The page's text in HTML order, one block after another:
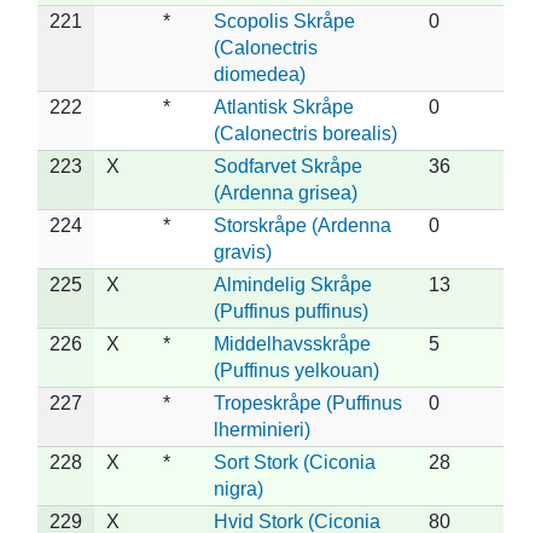
221 *
Scopolis Skråpe
(Calonectris
diomedea)
0
222 *
Atlantisk Skråpe
(Calonectris borealis)
0
223 X
Sodfarvet Skråpe
(Ardenna grisea)
36
224 *
Storskråpe (Ardenna
gravis)
0
225 X
Almindelig Skråpe
(Puffinus puffinus)
13
226 X *
Middelhavsskråpe
(Puffinus yelkouan)
5
227 *
Tropeskråpe (Puffinus
lherminieri)
0
228 X *
Sort Stork (Ciconia
nigra)
28
229 X
Hvid Stork (Ciconia
80